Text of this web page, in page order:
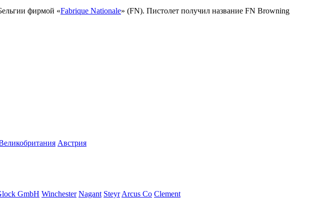
фирмой «Fabrique Nationale» (FN). Пистолет получил название FN Browning
Австрия
GmbH Winchester Nagant SteyrArcus Co Clement